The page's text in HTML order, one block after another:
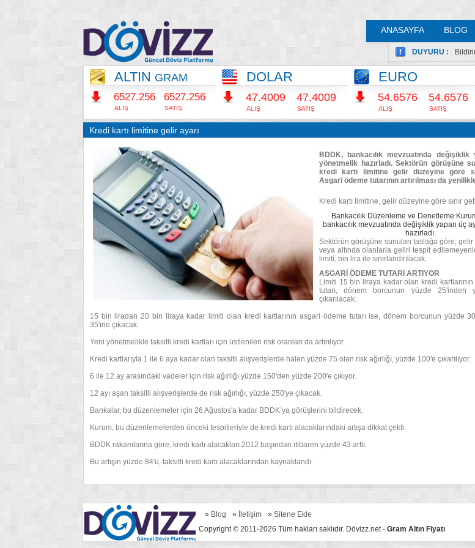
ANASAYFA BLOG
DUYURU :
ALTIN GRAM
6527.256
ALIŞ
6527.256
SATIŞ
DOLAR
47.4009
ALIŞ
47.4009
SATIŞ
EURO
54.6580
ALIŞ
54.6580
SATIŞ
Kredi kartı limitine gelir ayarı
BDDK, bankacılık mevzuatında
yönetmelik hazırladı. Sektörün görüşüne
kredi kartı limitine gelir düzeyine göre
Asgari ödeme tutarının artırılması da
Kredi kartı limitine, gelir düzeyine göre sınır
Bankacılık Düzenleme ve Denetleme
bankacılık mevzuatında değişiklik yapan üç
hazırladı.
Sektörün görüşüne sunulan taslağa göre;
veya altında olanlarla geliri tespit
limiti, bin lira ile sınırlandırılacak.
ASGARİ ÖDEME TUTARI ARTIYOR
Limiti 15 bin liraya kadar olan kredi
tutarı, dönem borcunun yüzde 25'inden
çıkarılacak.
15 bin liradan 20 bin liraya kadar limiti olan kredi kartlarının asgari ödeme tutarı ise, dönem borcunun yüzde
35'ine çıkacak.
Yeni yönetmelikle taksitli kredi kartları için üstlenilen risk oranları da artırılıyor.
Kredi kartlarıyla 1 ile 6 aya kadar olan taksitli alışverişlerde halen yüzde 75 olan risk ağırlığı, yüzde 100'e çıkarılıyor.
6 ile 12 ay arasındaki vadeler için risk ağırlığı yüzde 150'den yüzde 200'e çıkıyor.
12 ayı aşan taksitli alışverişlerde de risk ağırlığı, yüzde 250'ye çıkacak.
Bankalar, bu düzenlemeler için 26 Ağustos'a kadar BDDK’ya görüşlerini bildirecek.
Kurum, bu düzenlemelerden önceki tespitleriyle de kredi kartı alacaklarındaki artışa dikkat çekti.
BDDK rakamlarına göre, kredi kartı alacakları 2012 başından itibaren yüzde 43 arttı.
Bu artışın yüzde 84'ü, taksitli kredi kartı alacaklarından kaynaklandı.
» Blog » İletişim » Sitene Ekle
Copyright © 2011-2026 Tüm hakları saklıdır. Dövizz.net - Gram Altın Fiyatı